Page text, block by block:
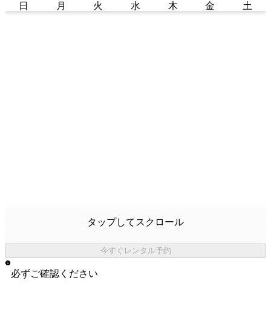
日 月 火 水 木 金 土
タップしてスクロール
今すぐレンタル予約
必ずご確認ください